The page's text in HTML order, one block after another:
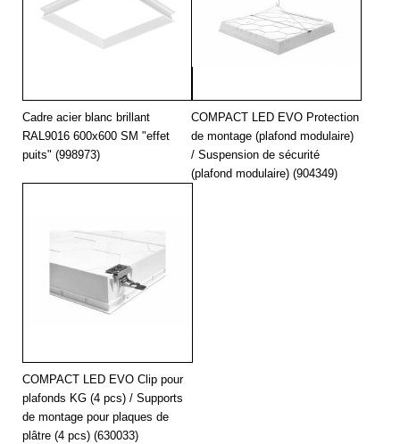
Cadre acier blanc brillant
RAL9016 600x600 SM "effet
puits" (998973)
COMPACT LED EVO Protection
de montage (plafond modulaire)
/ Suspension de sécurité
(plafond modulaire) (904349)
COMPACT LED EVO Clip pour
plafonds KG (4 pcs) / Supports
de montage pour plaques de
plâtre (4 pcs) (630033)